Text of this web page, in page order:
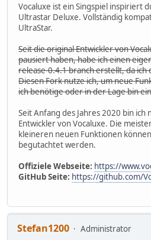
Vocaluxe ist ein Singspiel inspiriert
Ultrastar Deluxe. Vollständig
UltraStar.
Seit die original Entwickler von
pausiert haben, habe ich einen
release-0.4.1 branch erstellt, da ich
Diesen Fork nutze ich, um neue
ich benötige oder in der Lage bin
Seit Anfang des Jahres 2020 bin ich
Entwickler von Vocaluxe. Die
kleineren neuen Funktionen
begutachtet werden.
Offiziele Webseite: https://
GitHub Seite: https://github.com/
Stefan1200 Administrator